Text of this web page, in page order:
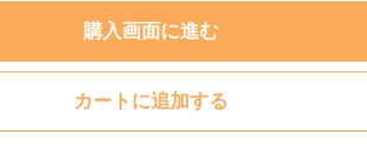
購入画面に進む
カートに追加する